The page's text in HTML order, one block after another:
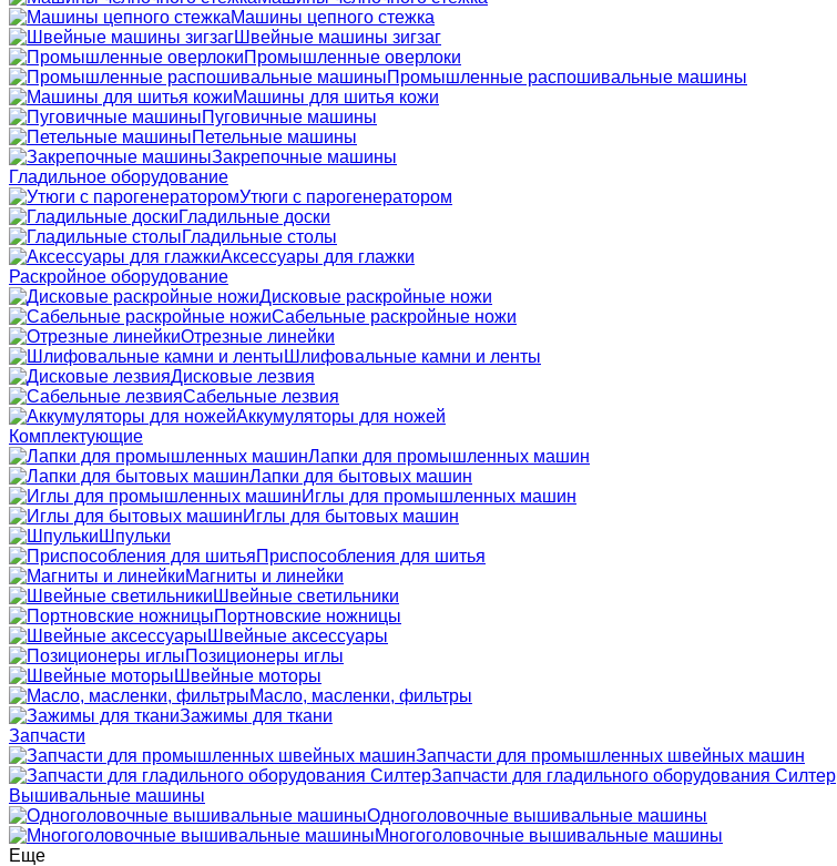
Машины цепного стежка
Швейные машины зигзаг
Промышленные оверлоки
Промышленные распошивальные машины
Машины для шитья кожи
Пуговичные машины
Петельные машины
Закрепочные машины
Гладильное оборудование
Утюги с парогенератором
Гладильные доски
Гладильные столы
Аксессуары для глажки
Раскройное оборудование
Дисковые раскройные ножи
Сабельные раскройные ножи
Отрезные линейки
Шлифовальные камни и ленты
Дисковые лезвия
Сабельные лезвия
Аккумуляторы для ножей
Комплектующие
Лапки для промышленных машин
Лапки для бытовых машин
Иглы для промышленных машин
Иглы для бытовых машин
Шпульки
Приспособления для шитья
Магниты и линейки
Швейные светильники
Портновские ножницы
Швейные аксессуары
Позиционеры иглы
Швейные моторы
Масло, масленки, фильтры
Зажимы для ткани
Запчасти
Запчасти для промышленных швейных машин
Запчасти для гладильного оборудования Силтер
Вышивальные машины
Одноголовочные вышивальные машины
Многоголовочные вышивальные машины
Еще